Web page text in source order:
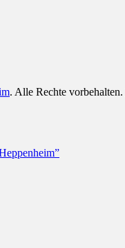
. Alle Rechte vorbehalten.